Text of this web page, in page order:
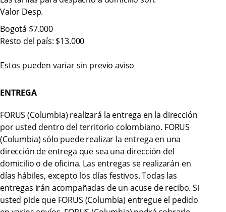
Valor Desp.
Bogotá $7.000
Resto del país: $13.000
Estos pueden variar sin previo aviso
ENTREGA
FORUS (Columbia) realizará la entrega en la dirección
por usted dentro del territorio colombiano. FORUS
(Columbia) sólo puede realizar la entrega en una
dirección de entrega que sea una dirección del
domicilio o de oficina. Las entregas se realizarán en
días hábiles, excepto los días festivos. Todas las
entregas irán acompañadas de un acuse de recibo. Si
usted pide que FORUS (Columbia) entregue el pedido